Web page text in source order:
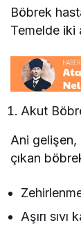
Böbrek
Temelde iki
Akut
Ani gelişen,
çıkan
Aşırı sıvı